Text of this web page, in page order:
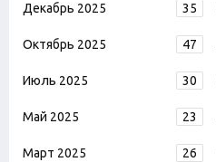
Декабрь 2025 35
Октябрь 2025 47
Июль 2025 30
Май 2025 23
Март 2025 26